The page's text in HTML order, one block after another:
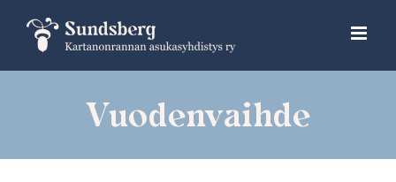
content
Vuodenvaihde